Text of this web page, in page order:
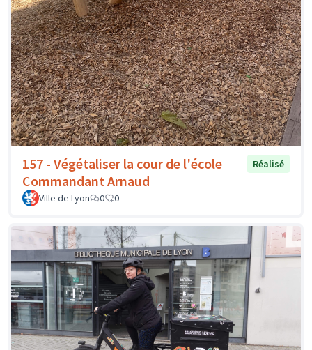
157 - Végétaliser la cour de l'école
Commandant Arnaud
Réalisé
Ville de Lyon 0 0